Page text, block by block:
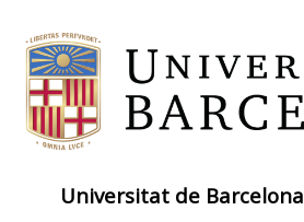
Universitat de Barcelona